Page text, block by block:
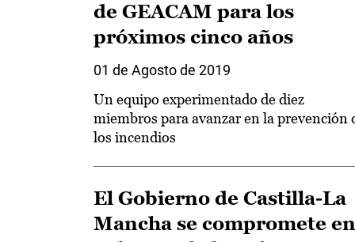
de GEACAM para los
próximos cinco años
01 de Agosto de 2019
Un equipo experimentado de diez
miembros para avanzar en la prevención
los incendios
El Gobierno de Castilla-La
Mancha se compromete en